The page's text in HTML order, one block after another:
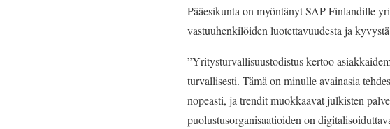
Pääesikunta on myöntänyt SAP Finlandille
vastuuhenkilöiden luotettavuudesta ja
”Yritysturvallisuustodistus kertoo
turvallisesti. Tämä on minulle avainasia
nopeasti, ja trendit muokkaavat julkisten
puolustusorganisaatioiden on